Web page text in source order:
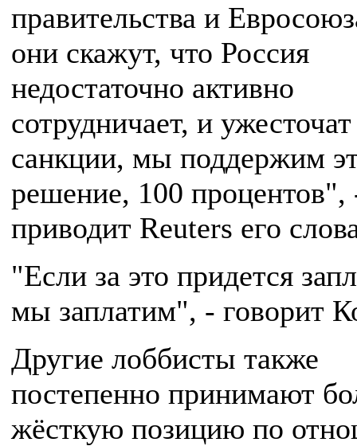
правительства и
они скажут, что Россия
недостаточно активно
сотрудничает, и ужесточат
санкции, мы поддержим
решение, 100 процентов",
приводит Reuters его
"Если за это придется
мы заплатим", - говорит
Другие лоббисты также
постепенно принимают
жёсткую позицию по